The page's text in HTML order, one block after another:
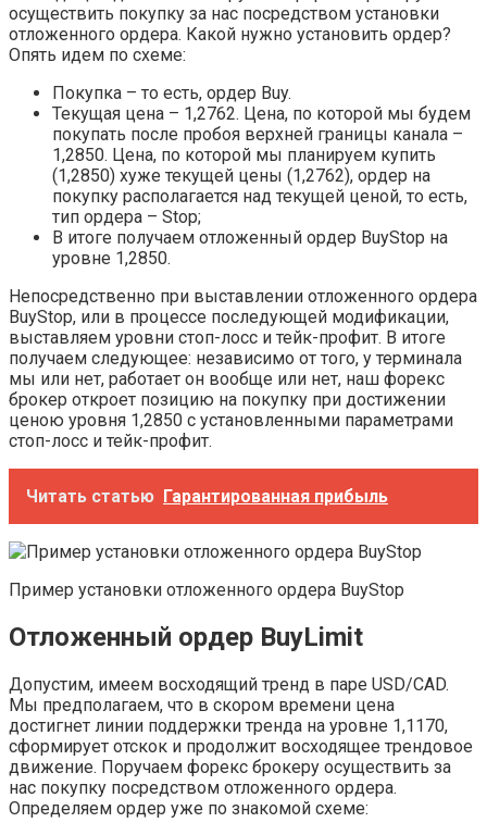
осуществить покупку за нас посредством установки
отложенного ордера. Какой нужно установить ордер?
Опять идем по схеме:
Покупка – то есть, ордер Buy.
Текущая цена – 1,2762. Цена, по которой мы будем
покупать после пробоя верхней границы канала –
1,2850. Цена, по которой мы планируем купить
(1,2850) хуже текущей цены (1,2762), ордер на
покупку располагается над текущей ценой, то есть,
тип ордера – Stop;
В итоге получаем отложенный ордер BuyStop на
уровне 1,2850.
Непосредственно при выставлении отложенного ордера
BuyStop, или в процессе последующей модификации,
выставляем уровни стоп-лосс и тейк-профит. В итоге
получаем следующее: независимо от того, у терминала
мы или нет, работает он вообще или нет, наш форекс
брокер откроет позицию на покупку при достижении
ценою уровня 1,2850 с установленными параметрами
стоп-лосс и тейк-профит.
Читать статью Гарантированная прибыль
Пример установки отложенного ордера BuyStop
Отложенный ордер BuyLimit
Допустим, имеем восходящий тренд в паре USD/CAD.
Мы предполагаем, что в скором времени цена
достигнет линии поддержки тренда на уровне 1,1170,
сформирует отскок и продолжит восходящее трендовое
движение. Поручаем форекс брокеру осуществить за
нас покупку посредством отложенного ордера.
Определяем ордер уже по знакомой схеме: